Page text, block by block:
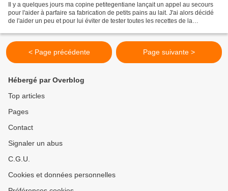
Il y a quelques jours ma copine petitegentiane lançait un appel au secours
pour l'aider à parfaire sa fabrication de petits pains au lait. J'ai alors décidé
de l'aider un peu et pour lui éviter de tester toutes les recettes de la
< Page précédente Page suivante >
Hébergé par Overblog
Top articles
Pages
Contact
Signaler un abus
C.G.U.
Cookies et données personnelles